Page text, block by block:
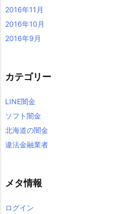
2016年11月
2016年10月
2016年9月
カテゴリー
LINE闇金
ソフト闇金
北海道の闇金
違法金融業者
メタ情報
ログイン